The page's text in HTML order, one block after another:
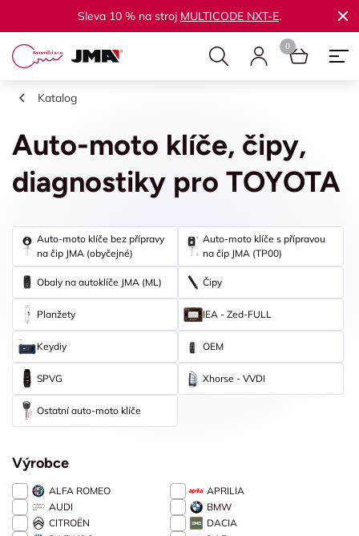
Sleva 10 % na stroj MULTICODE NXT-E.
Katalog
Auto-moto klíče, čipy,
diagnostiky pro TOYOTA
Auto-moto klíče bez přípravy
na čip JMA (obyčejné)
Auto-moto klíče s přípravou
na čip JMA (TP00)
Obaly na autoklíče JMA (ML) Čipy
Planžety IEA - Zed-FULL
Keydiy OEM
SPVG Xhorse - VVDI
Ostatní auto-moto klíče
Výrobce
ALFA ROMEO
APRILIA
AUDI
BMW
CITROËN
DACIA